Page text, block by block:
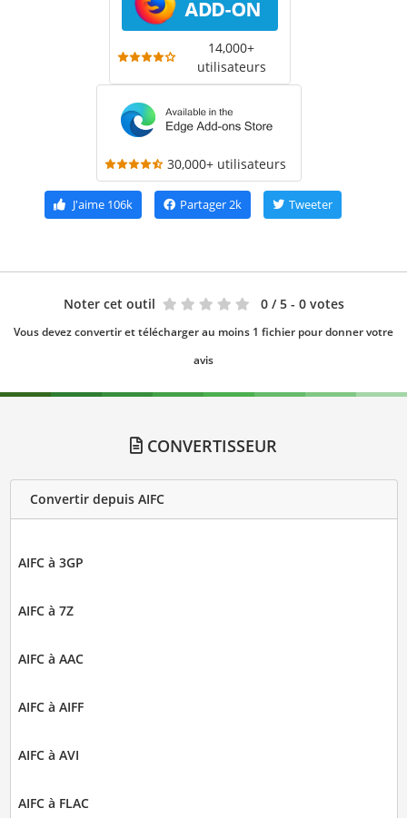
14,000+
utilisateurs
30,000+ utilisateurs
J'aime106k Partager2k Tweeter
Noter cet outil 0 / 5 - 0 votes
Vous devez convertir et télécharger au moins 1 fichier pour donner votre
avis
CONVERTISSEUR
Convertir depuis AIFC
AIFC à 3GP
AIFC à 7Z
AIFC à AAC
AIFC à AIFF
AIFC à AVI
AIFC à FLAC